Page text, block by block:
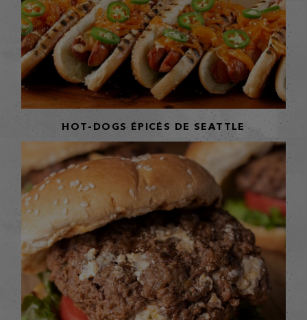
HOT-DOGS ÉPICÉS DE SEATTLE